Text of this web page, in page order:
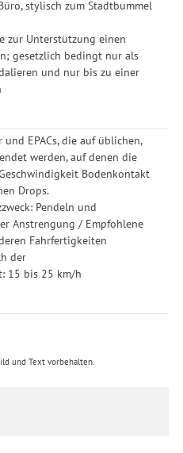
stylisch zum Stadtbummel
zur Unterstützung einen
gesetzlich bedingt nur als
und nur bis zu einer
EPACs, die auf üblichen,
werden, auf denen die
Bodenkontakt
Drops.
Pendeln und
Anstrengung / Empfohlene
Fahrfertigkeiten
der
15 bis 25 km/h
und Text vorbehalten.